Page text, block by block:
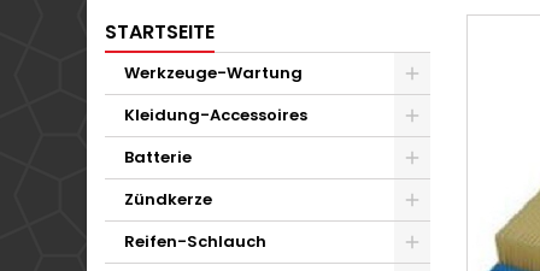
STARTSEITE
Werkzeuge-Wartung
Kleidung-Accessoires
Batterie
Zündkerze
Reifen-Schlauch